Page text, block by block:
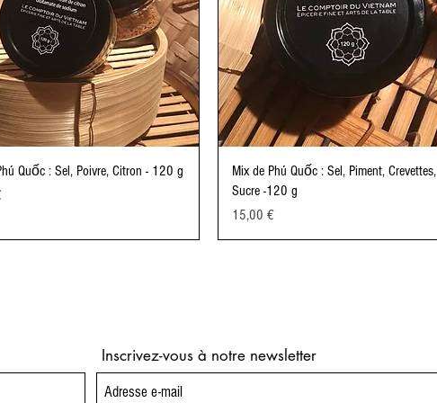
Quốc : Sel, Poivre, Citron - 120 g
Mix de Phú Quốc : Sel, Piment, Crevettes,
Sucre -120 g
Prix
15,00 €
Inscrivez-vous à notre newsletter